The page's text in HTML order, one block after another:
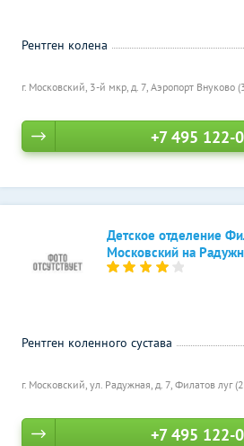
г. Московский, 3-й мкр, д. 7, Аэропорт Внуково
Рентген колена
+7 495 122-
Детское отделение
Московский на
г. Московский, ул. Радужная, д. 7, Филатов луг
Рентген коленного сустава
+7 495 122-